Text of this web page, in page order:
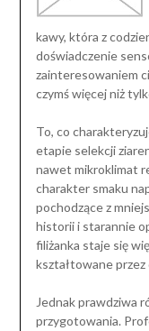
kawy, która z
doświadczenie
zainteresowaniem
czymś więcej niż
To, co
etapie selekcji
nawet mikroklimat
charakter smaku
pochodzące z
historii i starannie
filiżanka staje się
kształtowane przez
Jednak prawdziwa
przygotowania.